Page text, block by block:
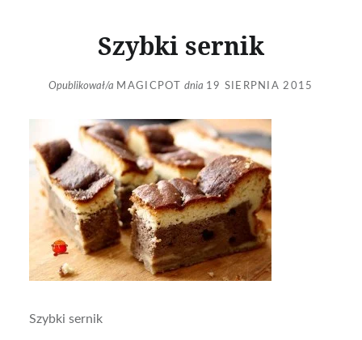
Szybki sernik
Opublikował/a MAGICPOT dnia 19 SIERPNIA 2015
Szybki sernik